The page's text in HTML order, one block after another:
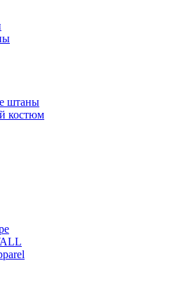
штаны
костюм